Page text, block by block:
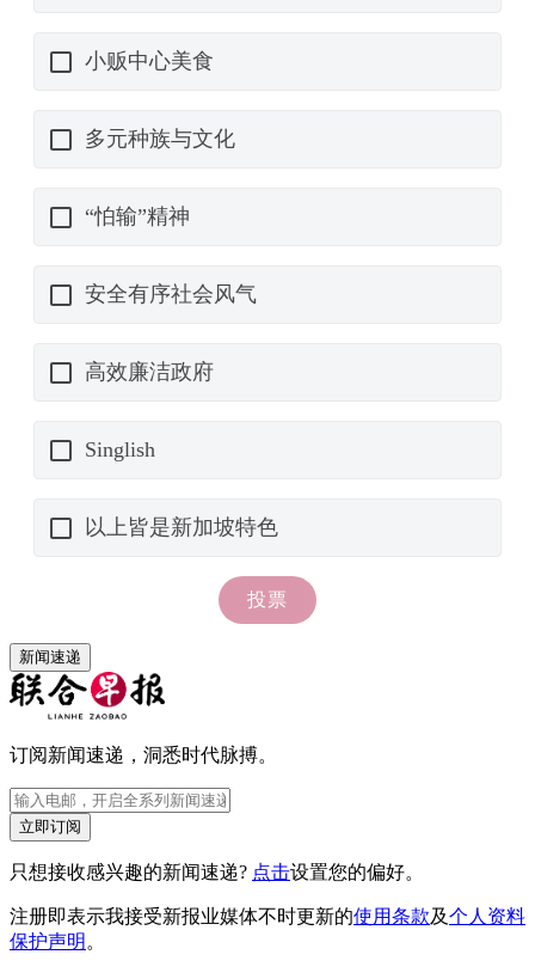
新闻速递
订阅新闻速递，洞悉时代脉搏。
立即订阅
只想接收感兴趣的新闻速递? 点击设置您的偏好。
注册即表示我接受新报业媒体不时更新的使用条款及个人资料
保护声明 。